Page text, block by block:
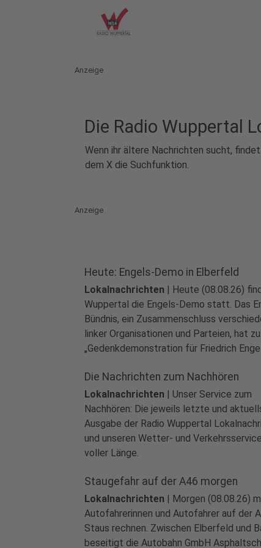
Anzeige
Die Radio Wuppertal
Wenn ihr ältere Nachrichten sucht,
dem X die Suchfunktion.
Anzeige
Heute: Engels-Demo in Elberfeld
Lokalnachrichten | Heute (08.08.26)
Wuppertal die Engels-Demo statt. Das
Bündnis, ein Zusammenschluss
linker Organisationen und Parteien, hat
„Gedenkdemonstration für Friedrich
Proteste gegen Krieg und Militarisierung.
play_circleAudio
Die Nachrichten zum Nachhören
Lokalnachrichten | Unser Service zum
Nachhören: Die jeweils letzte und
Ausgabe der Radio Wuppertal
und unseren Wetter- und
voller Länge.
Staugefahr auf der A46 morgen
Lokalnachrichten | Morgen (08.08.26)
Autofahrerinnen und Autofahrer auf der
Staus rechnen. Zwischen Elberfeld und
beseitigt die Autobahn GmbH